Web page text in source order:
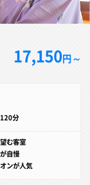
17,150円～
分
む客室
自慢
ンが人気